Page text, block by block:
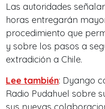
Las autoridades
horas entregarán
procedimiento que
y sobre los pasos a
extradición a Chile.
Lee también: Dyango
Radio Pudahuel sobre